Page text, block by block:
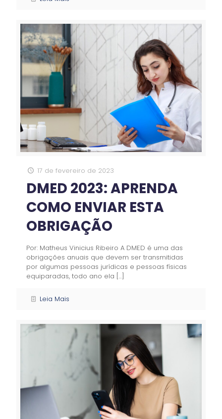
17 de fevereiro de 2023
DMED 2023: APRENDA
COMO ENVIAR ESTA
OBRIGAÇÃO
Por: Matheus Vinicius Ribeiro A DMED é uma das
obrigações anuais que devem ser transmitidas
por algumas pessoas jurídicas e pessoas físicas
equiparadas, todo ano ela […]
Leia Mais